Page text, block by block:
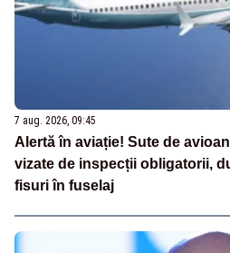
7 aug. 2026, 09:45
Alertă în aviație! Sute de
vizate de inspecții obligatorii,
fisuri în fuselaj